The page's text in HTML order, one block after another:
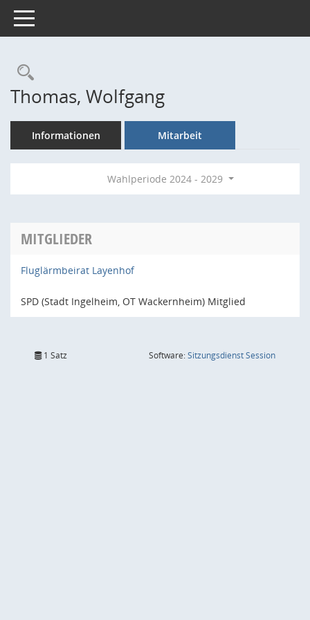
Toggle navigation
Rechercheauswahl
Thomas, Wolfgang
Informationen Mitarbeit
Wahlperiode 2024 - 2029
MITGLIEDER
Fluglärmbeirat Layenhof
SPD (Stadt Ingelheim, OT Wackernheim) Mitglied
1 Satz Software:SitzungsdienstSession(Wird in